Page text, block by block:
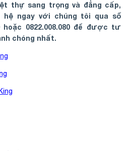
thự sang trọng và đẳng cấp,
hệ ngay với chúng tôi qua số
hoặc 0822.008.080 để được tư
chóng nhất.